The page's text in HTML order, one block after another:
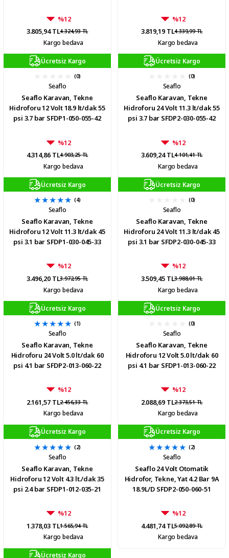
%12
3.805,94 TL4.324,93 TL
Kargo bedava
%12
3.819,19 TL4.339,99 TL
Kargo bedava
Ücretsiz Kargo
(0)
Seaflo
Seaflo Karavan, Tekne
Hidroforu 12 Volt 18.9 lt/dak 55
psi 3.7 bar SFDP1-050-055-42
%12
4.314,86 TL4.903,25 TL
Kargo bedava
Ücretsiz Kargo
(0)
Seaflo
Seaflo Karavan, Tekne
Hidroforu 24 Volt 11.3 lt/dak 55
psi 3.7 bar SFDP2-030-055-42
%12
3.609,24 TL4.101,41 TL
Kargo bedava
Ücretsiz Kargo
(4)
Seaflo
Seaflo Karavan, Tekne
Hidroforu 12 Volt 11.3 lt/dak 45
psi 3.1 bar SFDP1-030-045-33
%12
3.496,20 TL3.972,95 TL
Kargo bedava
Ücretsiz Kargo
(0)
Seaflo
Seaflo Karavan, Tekne
Hidroforu 24 Volt 11.3 lt/dak 45
psi 3.1 bar SFDP2-030-045-33
%12
3.509,45 TL3.988,01 TL
Kargo bedava
Ücretsiz Kargo
(1)
Seaflo
Seaflo Karavan, Tekne
Hidroforu 24 Volt 5.0 lt/dak 60
psi 4.1 bar SFDP2-013-060-22
%12
2.161,57 TL2.456,33 TL
Kargo bedava
Ücretsiz Kargo
(0)
Seaflo
Seaflo Karavan, Tekne
Hidroforu 12 Volt 5.0 lt/dak 60
psi 4.1 bar SFDP1-013-060-22
%12
2.088,69 TL2.373,51 TL
Kargo bedava
Ücretsiz Kargo
(2)
Seaflo
Seaflo Karavan, Tekne
Hidroforu 12 Volt 4.3 lt./dak 35
psi 2.4 bar SFDP1-012-035-21
%12
1.378,03 TL1.565,94 TL
Kargo bedava
Ücretsiz Kargo
(2)
Seaflo
Seaflo 24 Volt Otomatik
Hidrofor, Tekne, Yat 4.2 Bar 9A
18.9L/D SFDP2-050-060-51
%12
4.481,74 TL5.092,89 TL
Kargo bedava
Ücretsiz Kargo